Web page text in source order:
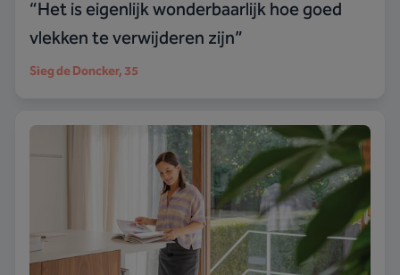
“Het is eigenlijk wonderbaarlijk hoe goed
vlekken te verwijderen zijn”
Sieg de Doncker, 35